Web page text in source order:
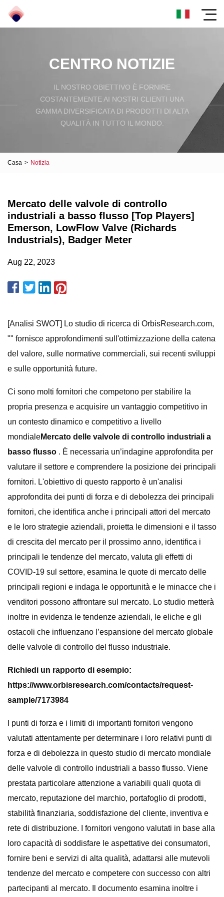
CENTRO NOTIZIE
IL NOSTRO OBIETTIVO È FORNIRE
COSTANTEMENTE AI NOSTRI CLIENTI UNA
GAMMA DIVERSIFICATA DI PRODOTTI DI ALTA
QUALITÀ IN TUTTO IL MONDO.
Casa > Notizia
Mercato delle valvole di controllo
industriali a basso flusso [Top Players]
Emerson, LowFlow Valve (Richards
Industrials), Badger Meter
Aug 22, 2023
[Analisi SWOT] Lo studio di ricerca di OrbisResearch.com,
"" fornisce approfondimenti sull'ottimizzazione della catena
del valore, sulle normative commerciali, sui recenti sviluppi
e sulle opportunità future.
Ci sono molti fornitori che competono per stabilire la
propria presenza e acquisire un vantaggio competitivo in
un contesto dinamico e competitivo a livello
mondialeMercato delle valvole di controllo industriali a
basso flusso . È necessaria un’indagine approfondita per
valutare il settore e comprendere la posizione dei principali
fornitori. L'obiettivo di questo rapporto è un'analisi
approfondita dei punti di forza e di debolezza dei principali
fornitori, che identifica anche i principali attori del mercato
e le loro strategie aziendali, proietta le dimensioni e il tasso
di crescita del mercato per il prossimo anno, identifica i
principali le tendenze del mercato, valuta gli effetti di
COVID-19 sul settore, esamina le quote di mercato delle
principali regioni e indaga le opportunità e le minacce che i
venditori possono affrontare sul mercato. Lo studio metterà
inoltre in evidenza le tendenze aziendali, le eliche e gli
ostacoli che influenzano l’espansione del mercato globale
delle valvole di controllo del flusso industriale.
Richiedi un rapporto di esempio:
https://www.orbisresearch.com/contacts/request-
sample/7173984
I punti di forza e i limiti di importanti fornitori vengono
valutati attentamente per determinare i loro relativi punti di
forza e di debolezza in questo studio di mercato mondiale
delle valvole di controllo industriali a basso flusso. Viene
prestata particolare attenzione a variabili quali quota di
mercato, reputazione del marchio, portafoglio di prodotti,
stabilità finanziaria, soddisfazione del cliente, inventiva e
rete di distribuzione. I fornitori vengono valutati in base alla
loro capacità di soddisfare le aspettative dei consumatori,
fornire beni e servizi di alta qualità, adattarsi alle mutevoli
tendenze del mercato e competere con successo con altri
partecipanti al mercato. Il documento esamina inoltre i